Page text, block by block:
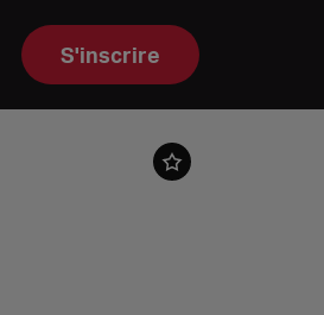
S'inscrire